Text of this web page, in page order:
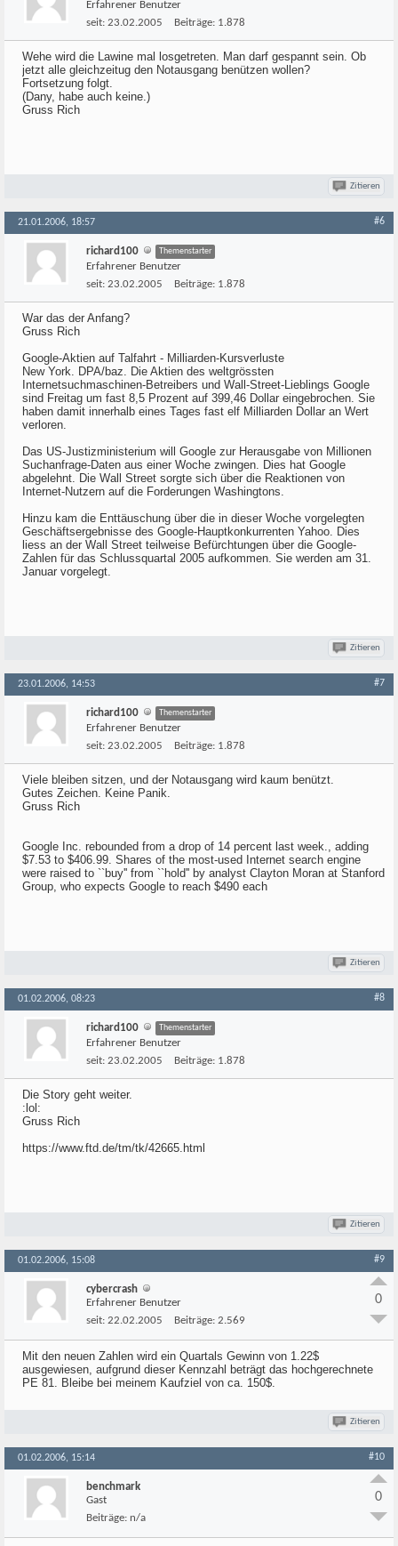
Erfahrener Benutzer
seit: 23.02.2005 Beiträge: 1.878
Wehe wird die Lawine mal losgetreten. Man darf gespannt sein. Ob
jetzt alle gleichzeitug den Notausgang benützen wollen?
Fortsetzung folgt.
(Dany, habe auch keine.)
Gruss Rich
Zitieren
21.01.2006, 18:57 #6
richard100 Themenstarter
Erfahrener Benutzer
seit: 23.02.2005 Beiträge: 1.878
War das der Anfang?
Gruss Rich
Google-Aktien auf Talfahrt - Milliarden-Kursverluste
New York. DPA/baz. Die Aktien des weltgrössten
Internetsuchmaschinen-Betreibers und Wall-Street-Lieblings Google
sind Freitag um fast 8,5 Prozent auf 399,46 Dollar eingebrochen. Sie
haben damit innerhalb eines Tages fast elf Milliarden Dollar an Wert
verloren.
Das US-Justizministerium will Google zur Herausgabe von Millionen
Suchanfrage-Daten aus einer Woche zwingen. Dies hat Google
abgelehnt. Die Wall Street sorgte sich über die Reaktionen von
Internet-Nutzern auf die Forderungen Washingtons.
Hinzu kam die Enttäuschung über die in dieser Woche vorgelegten
Geschäftsergebnisse des Google-Hauptkonkurrenten Yahoo. Dies
liess an der Wall Street teilweise Befürchtungen über die Google-
Zahlen für das Schlussquartal 2005 aufkommen. Sie werden am 31.
Januar vorgelegt.
Zitieren
23.01.2006, 14:53 #7
richard100 Themenstarter
Erfahrener Benutzer
seit: 23.02.2005 Beiträge: 1.878
Viele bleiben sitzen, und der Notausgang wird kaum benützt.
Gutes Zeichen. Keine Panik.
Gruss Rich
Google Inc. rebounded from a drop of 14 percent last week., adding
$7.53 to $406.99. Shares of the most-used Internet search engine
were raised to ``buy'' from ``hold'' by analyst Clayton Moran at Stanford
Group, who expects Google to reach $490 each
Zitieren
01.02.2006, 08:23 #8
richard100 Themenstarter
Erfahrener Benutzer
seit: 23.02.2005 Beiträge: 1.878
Die Story geht weiter.
:lol:
Gruss Rich
https://www.ftd.de/tm/tk/42665.html
Zitieren
01.02.2006, 15:08 #9
cybercrash
Erfahrener Benutzer
seit: 22.02.2005 Beiträge: 2.569
0
Mit den neuen Zahlen wird ein Quartals Gewinn von 1.22$
ausgewiesen, aufgrund dieser Kennzahl beträgt das hochgerechnete
PE 81. Bleibe bei meinem Kaufziel von ca. 150$.
Zitieren
01.02.2006, 15:14 #10
benchmark
Gast
Beiträge: n/a
0